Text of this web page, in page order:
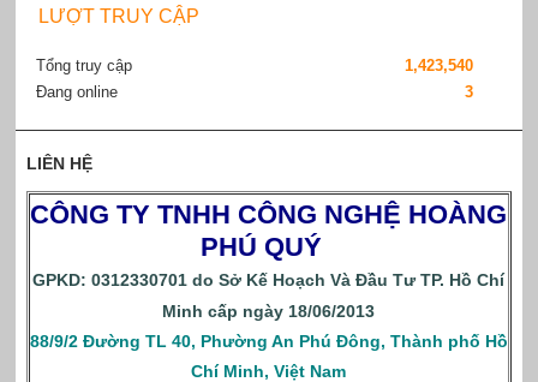
LƯỢT TRUY CẬP
Tổng truy cập
1,423,540
Đang online
3
LIÊN HỆ
CÔNG TY TNHH CÔNG NGHỆ HOÀNG
PHÚ QUÝ
GPKD: 0312330701 do Sở Kế Hoạch Và Đầu Tư TP. Hồ Chí
Minh cấp ngày 18/06/2013
88/9/2 Đường TL 40, Phường An Phú Đông, Thành phố Hồ
Chí Minh, Việt Nam